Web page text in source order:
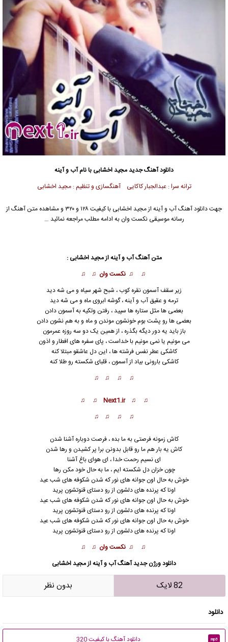
دانلود آهنگ جدیدمجید اخشابی با نام آب و آینه
ترانه سرا : عبدالجبار کاکایی آهنگسازی و تنظیم : مجید اخشابی
جهت دانلود آهنگ آب و آینه ازمجید اخشابی
با کیفیت ۱۲۸ و ۳۲۰ و مشاهده متن آهنگ از
رسانه موسیقی نکست وان به ادامه مطلب مراجعه نمائید …
متن آهنگ آب و آینه از مجید اخشابی :
♫ ♫ نکست وان ♫ ♫
زیر سقف آسمون نقره کوب ، شبح شهر سیاه و می شه دید
ترمه و عقیق آب و آینه ، گوشه ابروی ماه و می شه دید
بعضی ها مثل ستاره ها سپید ، رفتن وتکیه به آسمون دادن
بعضی ها رو پشت بوم خونشون موندن و ماه و به همنشون دادن
باز باید یه دور دیگه بگذره ، از همین یک دو سه روزه عمرمون
می مونیم یا نمی مونیم با خداست ، پای سفره های افطار و اذون
کاشکی عطر نفس فرشته ها ، این دل عاشقو مبتلا کنه
کاشکی بارونی بیاد از آسمون ، قلبای شکسته رو طلا کنه
♫ ♫ ♫ ♫
♫ ♫ Next1.ir ♫ ♫
♫ ♫ ♫ ♫
کاش زمونه فرصتی به ما بده ، فرصت دوباره آشنا شدن
کاش یه بار هم ما رو قابل بدونن برا پر کشیدن و رها شدن
ای نسیم رحمت خدا ، ای هوای باغ آشنا
چون خزان دل شکسته ایم ، ما به حال خود مکن رها
خوش به حال اون جوانه های نور که شدن شکوفه های شب عید
اونا که پرنده های دلشون از رو دستای قنوتشون پرید
خوش به حال اون جوانه های نور که شدن شکوفه های شب عید
اونا که پرنده های دلشون از رو دستای قنوتشون پرید
خوش به حال اون جوانه های نور که شدن شکوفه های شب عید
اونا که پرنده های دلشون از رو دستای قنوتشون پرید
♫ ♫ نکست وان ♫ ♫
دانلود ورژن جدید آهنگ آب و آینه از مجید اخشابی
82 لایک بدون نظر
دانلود
mp3 دانلود آهنگ با کیفیت 320